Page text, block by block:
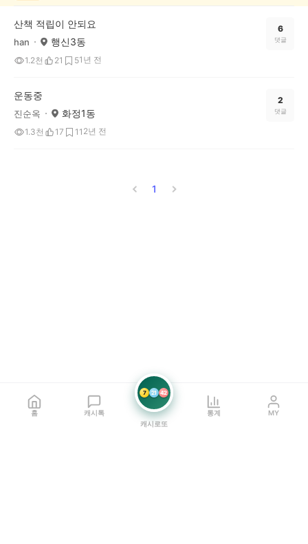
목
산책 적립이 안되요
han 행신3동
1.2천 21 51년 전
6
댓글
운동중
진순옥 화정1동
1.3천 17 11 2년 전
2
댓글
1
홈 캐시톡
7 21 42
캐시로또
통계 MY